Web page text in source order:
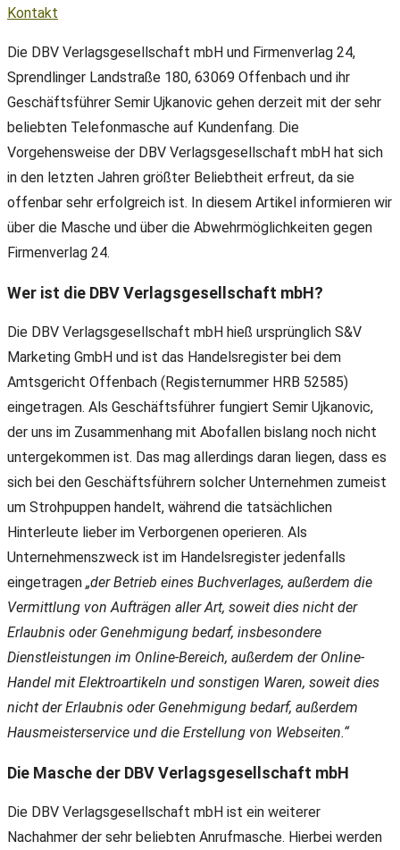
Kontakt
Die DBV Verlagsgesellschaft mbH und Firmenverlag 24,
Sprendlinger Landstraße 180, 63069 Offenbach und ihr
Geschäftsführer Semir Ujkanovic gehen derzeit mit der sehr
beliebten Telefonmasche auf Kundenfang. Die
Vorgehensweise der DBV Verlagsgesellschaft mbH hat sich
in den letzten Jahren größter Beliebtheit erfreut, da sie
offenbar sehr erfolgreich ist. In diesem Artikel informieren wir
über die Masche und über die Abwehrmöglichkeiten gegen
Firmenverlag 24.
Wer ist die DBV Verlagsgesellschaft mbH?
Die DBV Verlagsgesellschaft mbH hieß ursprünglich S&V
Marketing GmbH und ist das Handelsregister bei dem
Amtsgericht Offenbach (Registernummer HRB 52585)
eingetragen. Als Geschäftsführer fungiert Semir Ujkanovic,
der uns im Zusammenhang mit Abofallen bislang noch nicht
untergekommen ist. Das mag allerdings daran liegen, dass es
sich bei den Geschäftsführern solcher Unternehmen zumeist
um Strohpuppen handelt, während die tatsächlichen
Hinterleute lieber im Verborgenen operieren. Als
Unternehmenszweck ist im Handelsregister jedenfalls
eingetragen „der Betrieb eines Buchverlages, außerdem die
Vermittlung von Aufträgen aller Art, soweit dies nicht der
Erlaubnis oder Genehmigung bedarf, insbesondere
Dienstleistungen im Online-Bereich, außerdem der Online-
Handel mit Elektroartikeln und sonstigen Waren, soweit dies
nicht der Erlaubnis oder Genehmigung bedarf, außerdem
Hausmeisterservice und die Erstellung von Webseiten.“
Die Masche der DBV Verlagsgesellschaft mbH
Die DBV Verlagsgesellschaft mbH ist ein weiterer
Nachahmer der sehr beliebten Anrufmasche. Hierbei werden